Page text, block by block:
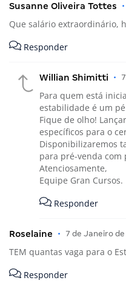
Susanne Oliveira Tottes •
Que salário extraordinário,
Responder
Willian Shimitti •
Para quem está
estabilidade é um
Fique de olho!
específicos para o
Disponibilizaremos
para pré-venda com
Atenciosamente,
Equipe Gran Cursos.
Responder
Roselaine • 7 de Janeiro
TEM quantas vaga para o
Responder